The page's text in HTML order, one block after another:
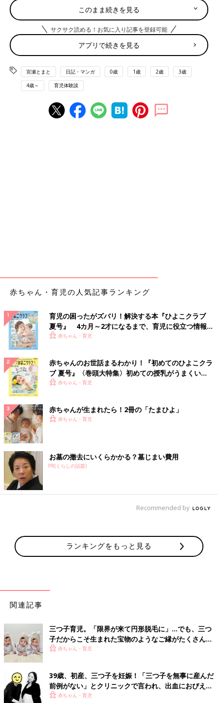
このまま続きを見る
サクサク読める！お気に入り記事を登録可能
アプリで続きを見る
宮瀬とまと 日記・マンガ 0歳 1歳 2歳 3歳
4歳～ 育児体験談
赤ちゃん・育児の人気記事ランキング
育児の困ったがズバリ！解決する本『ひよこクラブ
夏号』 4カ月～2才になるまで、育児に役立つ情報が
いっぱい！
赤ちゃん・育児
赤ちゃんのお世話まるわかり！『初めてのひよこクラ
ブ 夏号』〈巻頭大特集〉初めての授乳がうまくい
く！ おっぱい・ミルクの基本と夏のトラブル 解決テ
赤ちゃん・育児
赤ちゃんが生まれたら！2冊の「たまひよ」
赤ちゃん・育児
お墓の撤去にいくらかかる？墓じまい費用
PR(くらしの話題)
Recommended by
ランキングをもっと見る
関連記事
三つ子育児。「限界が来て円形脱毛に」…でも、三つ
子だからこそ生まれた宝物のようなご縁がたくさん！
【体験談】
赤ちゃん・育児
39歳、初産、三つ子を妊娠！「三つ子を無事に産んだ
前例がない」とクリニックで言われ、出血におびえる
日々…【桑子英里アナ・インタビュー】
赤ちゃん・育児